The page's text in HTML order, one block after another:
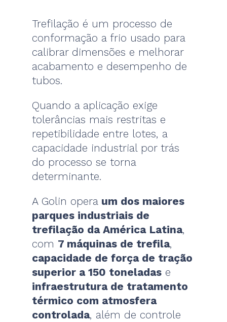
Trefilação é um processo de
conformação a frio usado para
calibrar dimensões e melhorar
acabamento e desempenho de
tubos.
Quando a aplicação exige
tolerâncias mais restritas e
repetibilidade entre lotes, a
capacidade industrial por trás
do processo se torna
determinante.
A Golin opera um dos maiores
parques industriais de
trefilação da América Latina,
com 7 máquinas de trefila,
capacidade de força de tração
superior a 150 toneladas e
infraestrutura de tratamento
térmico com atmosfera
controlada, além de controle